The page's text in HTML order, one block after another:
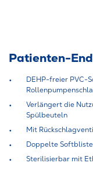
Patienten-
DEHP-freier PVC-
Verlängert die
Spülbeuteln
Mit
Doppelte
Sterilisierbar mit